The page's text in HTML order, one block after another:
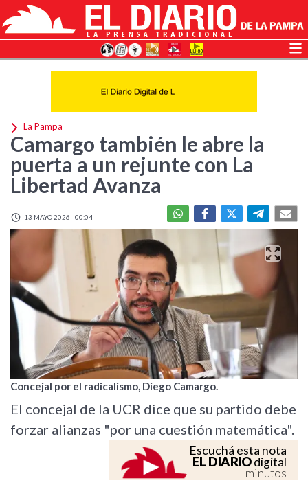
La Pampa
Camargo también le abre la
puerta a un rejunte con La
Libertad Avanza
13 MAYO 2026 - 00:04
Concejal por el radicalismo, Diego Camargo.
El concejal de la UCR dice que su partido debe
forzar alianzas "por una cuestión matemática".
Escuchá esta nota
EL DIARIOdigital
minutos